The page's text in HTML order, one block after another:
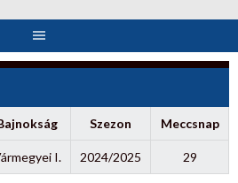
Szezon Meccsnap
I. 2024/2025 29